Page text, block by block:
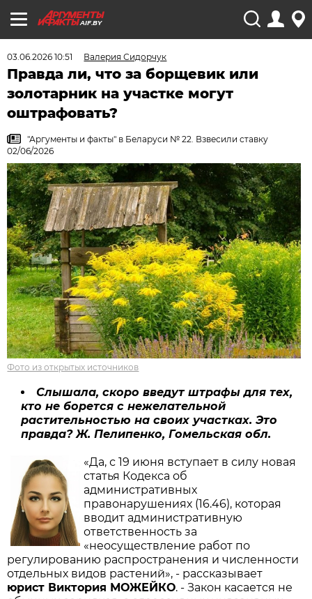
AIF.BY
03.06.2026 10:51 Валерия Сидорчук
Правда ли, что за борщевик или
золотарник на участке могут
оштрафовать?
"Аргументы и факты" в Беларуси № 22. Взвесили ставку
02/06/2026
Фото из открытых источников
Слышала, скоро введут штрафы для тех,
кто не борется с нежелательной
растительностью на своих участках. Это
правда? Ж. Пелипенко, Гомельская обл.
«Да, с 19 июня вступает в силу новая
статья Кодекса об
административных
правонарушениях (16.46), которая
вводит административную
ответственность за
«неосуществление работ по
регулированию распространения и численности
отдельных видов растений», - рассказывает
юрист Виктория МОЖЕЙКО. - Закон касается не